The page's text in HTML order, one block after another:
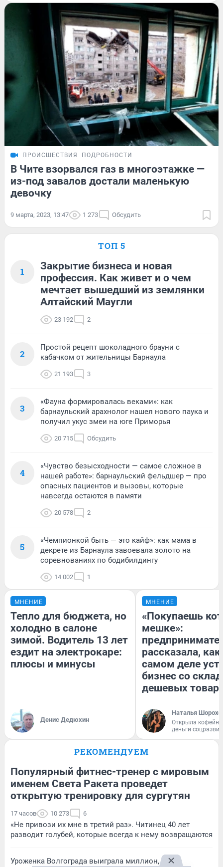
ПРОИСШЕСТВИЯ ПОДРОБНОСТИ
В Чите взорвался газ в многоэтажке —
из-под завалов достали маленькую
девочку
9 марта, 2023, 13:47 1 273 Обсудить
ТОП 5
1
Закрытие бизнеса и новая
профессия. Как живет и о чем
мечтает вышедший из землянки
Алтайский Маугли
23 192 2
2
Простой рецепт шоколадного брауни с
кабачком от жительницы Барнаула
21 193 3
3
«Фауна формировалась веками»: как
барнаульский арахнолог нашел нового паука и
получил укус змеи на юге Приморья
20 715 Обсудить
4
«Чувство безысходности — самое сложное в
нашей работе»: барнаульский фельдшер — про
опасных пациентов и вызовы, которые
навсегда остаются в памяти
20 578 2
5
«Чемпионкой быть — это кайф»: как мама в
декрете из Барнаула завоевала золото на
соревнованиях по бодибилдингу
14 002 1
МНЕНИЕ
Тепло для бюджета, но
холодно в салоне
зимой. Водитель 13 лет
ездит на электрокаре:
плюсы и минусы
Денис Дедюхин
МНЕНИЕ
«Покупаешь
мешке»:
рассказала, как
самом деле
бизнес со
дешевых
Наталья
Открыла
деньги
РЕКОМЕНДУЕМ
Популярный фитнес-тренер с мировым
именем Света Ракета проведет
открытую тренировку для сургутян
17 часов 10 273 6
«Не привози их мне в третий раз». Читинец 40 лет
разводит голубей, которые всегда к нему возвращаются
Уроженка Волгограда выиграла миллион, купив